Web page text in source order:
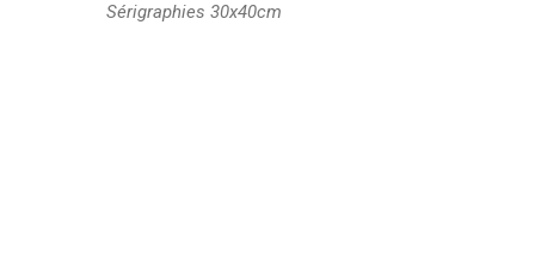
Sérigraphies 30x40cm